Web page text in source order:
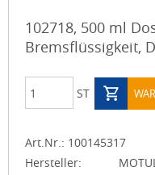
102718, 500 ml
Bremsflüssigkeit,
ST
Art.Nr.: 100145317
Hersteller: